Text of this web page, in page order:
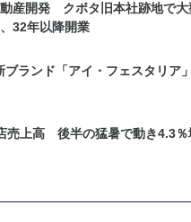
動産開発 クボタ旧本社跡地で
32年以降開業
ブランド「アイ・フェスタリ
売上高 後半の猛暑で動き4.3